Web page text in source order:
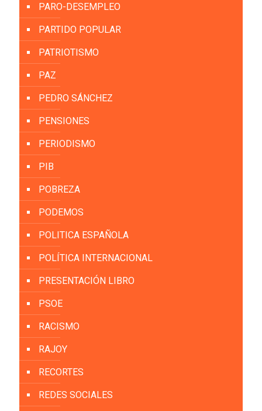
PARO-DESEMPLEO
PARTIDO POPULAR
PATRIOTISMO
PAZ
PEDRO SÁNCHEZ
PENSIONES
PERIODISMO
PIB
POBREZA
PODEMOS
POLITICA ESPAÑOLA
POLÍTICA INTERNACIONAL
PRESENTACIÓN LIBRO
PSOE
RACISMO
RAJOY
RECORTES
REDES SOCIALES